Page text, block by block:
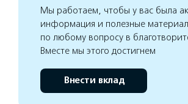
Мы работаем, чтобы у вас была
информация и полезные
по любому вопросу в
Вместе мы этого достигнем
Внести вклад